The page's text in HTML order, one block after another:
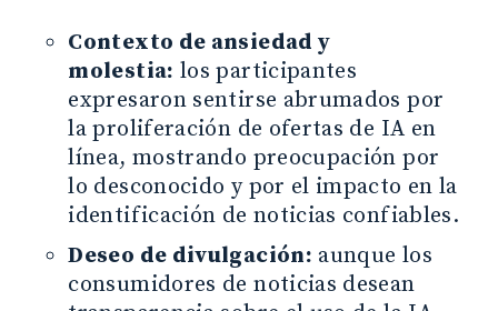
Contexto de ansiedad y
molestia: los participantes
expresaron sentirse abrumados por
la proliferación de ofertas de IA en
línea, mostrando preocupación por
lo desconocido y por el impacto en la
identificación de noticias confiables.
Deseo de divulgación: aunque los
consumidores de noticias desean